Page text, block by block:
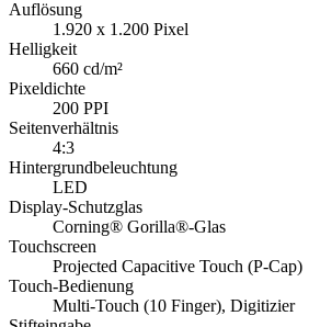
Auflösung
1.920 x 1.200 Pixel
Helligkeit
660 cd/m²
Pixeldichte
200 PPI
Seitenverhältnis
4:3
Hintergrundbeleuchtung
LED
Display-Schutzglas
Corning® Gorilla®-Glas
Touchscreen
Projected Capacitive Touch (P-Cap)
Touch-Bedienung
Multi-Touch (10 Finger), Digitizier